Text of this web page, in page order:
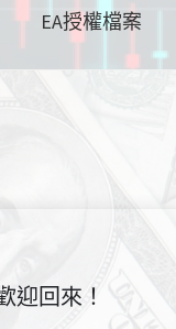
EA授權檔案
迎回來！